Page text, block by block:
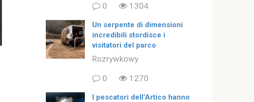
0
1304
Un serpente di dimensioni
incredibili stordisce i
visitatori del parco
Rozrywkowy
0
1270
I pescatori dell’Artico hanno